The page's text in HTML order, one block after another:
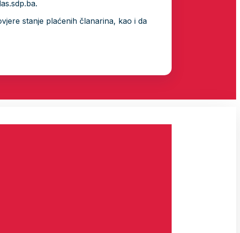
stanje plaćenih članarina, kao i da